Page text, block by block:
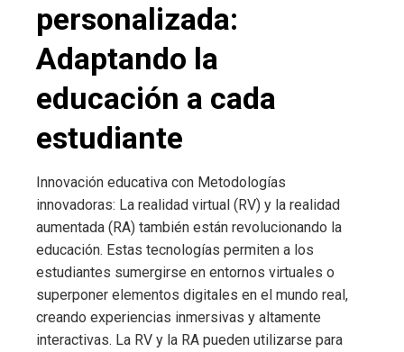
personalizada:
Adaptando la
educación a cada
estudiante
Innovación educativa con Metodologías
innovadoras: La realidad virtual (RV) y la realidad
aumentada (RA) también están revolucionando la
educación. Estas tecnologías permiten a los
estudiantes sumergirse en entornos virtuales o
superponer elementos digitales en el mundo real,
creando experiencias inmersivas y altamente
interactivas. La RV y la RA pueden utilizarse para